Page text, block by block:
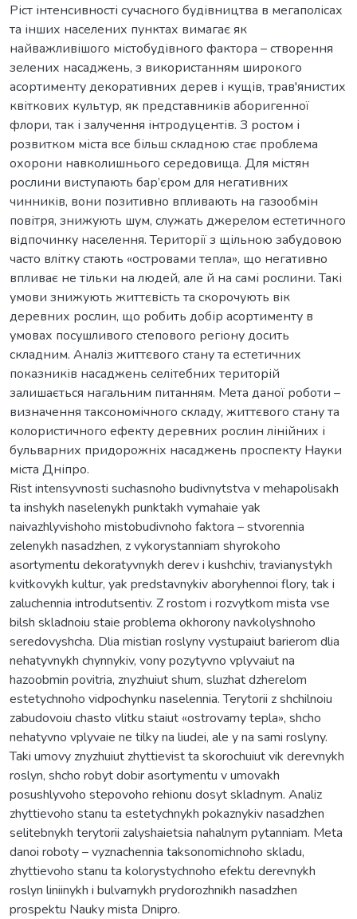
Ріст інтенсивності сучасного будівництва в мегаполісах
та інших населених пунктах вимагає як
найважливішого містобудівного фактора – створення
зелених насаджень, з використанням широкого
асортименту декоративних дерев і кущів, трав'янистих
квіткових культур, як представників аборигенної
флори, так і залучення інтродуцентів. З ростом і
розвитком міста все більш складною стає проблема
охорони навколишнього середовища. Для містян
рослини виступають бар’єром для негативних
чинників, вони позитивно впливають на газообмін
повітря, знижують шум, служать джерелом естетичного
відпочинку населення. Території з щільною забудовою
часто влітку стають «островами тепла», що негативно
впливає не тільки на людей, але й на самі рослини. Такі
умови знижують життєвість та скорочують вік
деревних рослин, що робить добір асортименту в
умовах посушливого степового регіону досить
складним. Аналіз життєвого стану та естетичних
показників насаджень селітебних територій
залишається нагальним питанням. Мета даної роботи –
визначення таксономічного складу, життєвого стану та
колористичного ефекту деревних рослин лінійних і
бульварних придорожніх насаджень проспекту Науки
міста Дніпро.
Rist intensyvnosti suchasnoho budivnytstva v mehapolisakh
ta inshykh naselenykh punktakh vymahaie yak
naivazhlyvishoho mistobudivnoho faktora – stvorennia
zelenykh nasadzhen, z vykorystanniam shyrokoho
asortymentu dekoratyvnykh derev i kushchiv, travianystykh
kvitkovykh kultur, yak predstavnykiv aboryhennoi flory, tak i
zaluchennia introdutsentiv. Z rostom i rozvytkom mista vse
bilsh skladnoiu staie problema okhorony navkolyshnoho
seredovyshcha. Dlia mistian roslyny vystupaiut barierom dlia
nehatyvnykh chynnykiv, vony pozytyvno vplyvaiut na
hazoobmin povitria, znyzhuiut shum, sluzhat dzherelom
estetychnoho vidpochynku naselennia. Terytorii z shchilnoiu
zabudovoiu chasto vlitku staiut «ostrovamy tepla», shcho
nehatyvno vplyvaie ne tilky na liudei, ale y na sami roslyny.
Taki umovy znyzhuiut zhyttievist ta skorochuiut vik derevnykh
roslyn, shcho robyt dobir asortymentu v umovakh
posushlyvoho stepovoho rehionu dosyt skladnym. Analiz
zhyttievoho stanu ta estetychnykh pokaznykiv nasadzhen
selitebnykh terytorii zalyshaietsia nahalnym pytanniam. Meta
danoi roboty – vyznachennia taksonomichnoho skladu,
zhyttievoho stanu ta kolorystychnoho efektu derevnykh
roslyn liniinykh i bulvarnykh prydorozhnikh nasadzhen
prospektu Nauky mista Dnipro.